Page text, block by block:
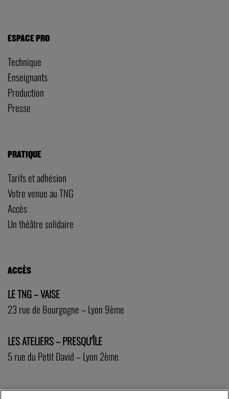
ESPACE PRO
Technique
Enseignants
Production
Presse
PRATIQUE
Tarifs et adhésion
Votre venue au TNG
Accès
Un théâtre solidaire
ACCÈS
LE TNG – VAISE
23 rue de Bourgogne – Lyon 9ème
LES ATELIERS – PRESQU’ÎLE
5 rue du Petit David – Lyon 2ème